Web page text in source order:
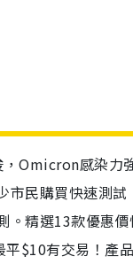
Omicron感染力
市民購買快速測試
。精選13款優惠
平$10有交易！產